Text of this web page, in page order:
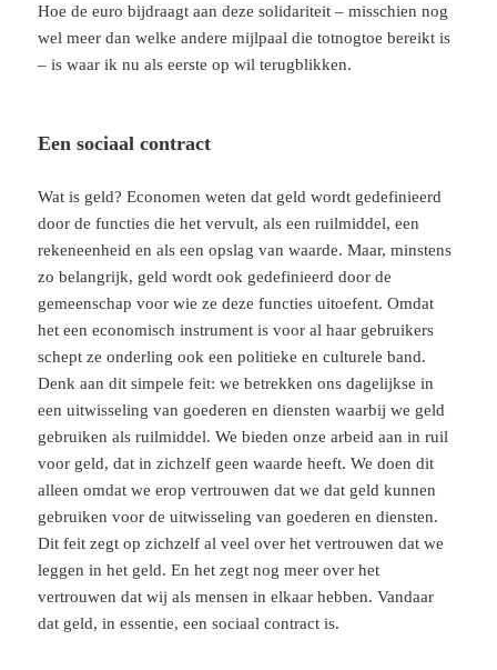
Hoe de euro bijdraagt aan deze solidariteit – misschien nog
wel meer dan welke andere mijlpaal die totnogtoe bereikt is
– is waar ik nu als eerste op wil terugblikken.
Een sociaal contract
Wat is geld? Economen weten dat geld wordt gedefinieerd
door de functies die het vervult, als een ruilmiddel, een
rekeneenheid en als een opslag van waarde. Maar, minstens
zo belangrijk, geld wordt ook gedefinieerd door de
gemeenschap voor wie ze deze functies uitoefent. Omdat
het een economisch instrument is voor al haar gebruikers
schept ze onderling ook een politieke en culturele band.
Denk aan dit simpele feit: we betrekken ons dagelijkse in
een uitwisseling van goederen en diensten waarbij we geld
gebruiken als ruilmiddel. We bieden onze arbeid aan in ruil
voor geld, dat in zichzelf geen waarde heeft. We doen dit
alleen omdat we erop vertrouwen dat we dat geld kunnen
gebruiken voor de uitwisseling van goederen en diensten.
Dit feit zegt op zichzelf al veel over het vertrouwen dat we
leggen in het geld. En het zegt nog meer over het
vertrouwen dat wij als mensen in elkaar hebben. Vandaar
dat geld, in essentie, een sociaal contract is.